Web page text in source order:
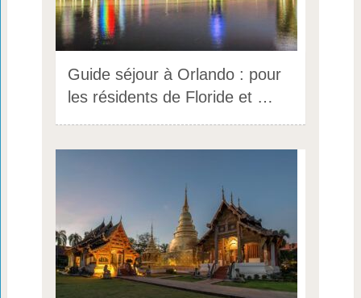
Guide séjour à Orlando : pour
les résidents de Floride et …